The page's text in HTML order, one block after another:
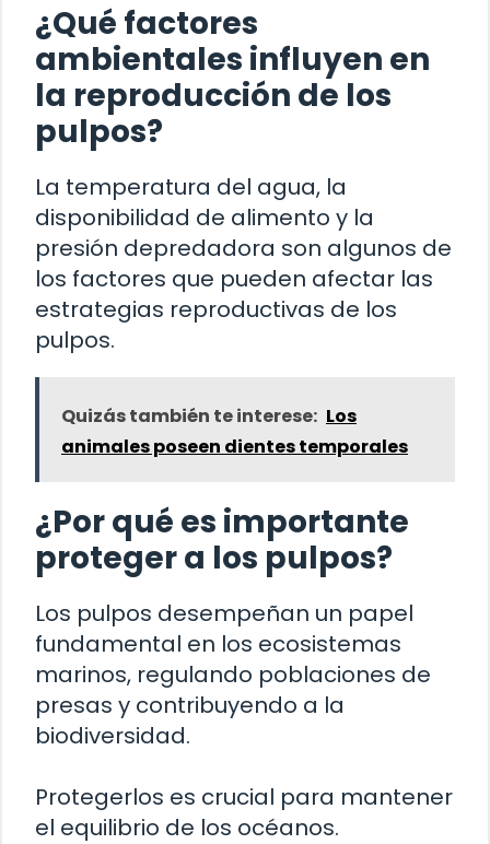
¿Qué factores
ambientales influyen en
la reproducción de los
pulpos?
La temperatura del agua, la
disponibilidad de alimento y la
presión depredadora son algunos de
los factores que pueden afectar las
estrategias reproductivas de los
pulpos.
Quizás también te interese: Los
animales poseen dientes temporales
¿Por qué es importante
proteger a los pulpos?
Los pulpos desempeñan un papel
fundamental en los ecosistemas
marinos, regulando poblaciones de
presas y contribuyendo a la
biodiversidad.
Protegerlos es crucial para mantener
el equilibrio de los océanos.